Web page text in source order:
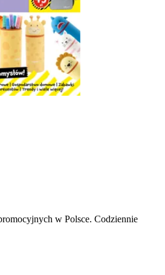
w Polsce. Codziennie